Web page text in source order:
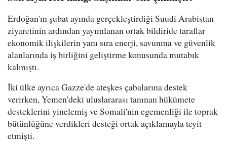
Erdoğan'ın şubat ayında gerçekleştirdiği Suudi Arabistan
ziyaretinin ardından yayımlanan ortak bildiride taraflar
ekonomik ilişkilerin yanı sıra enerji, savunma ve güvenlik
alanlarında iş birliğini geliştirme konusunda mutabık
kalmıştı.
İki ülke ayrıca Gazze'de ateşkes çabalarına destek
verirken, Yemen'deki uluslararası tanınan hükümete
desteklerini yinelemiş ve Somali'nin egemenliği ile toprak
bütünlüğüne verdikleri desteği ortak açıklamayla teyit
etmişti.